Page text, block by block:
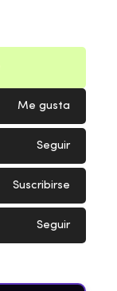
Me gusta
Seguir
Suscribirse
Seguir